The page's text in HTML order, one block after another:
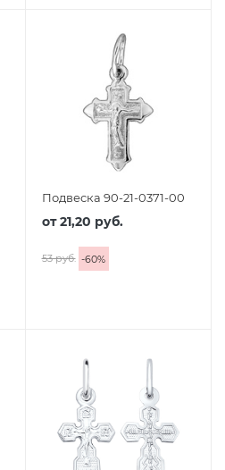
Подвеска 90-21-0371-00
от21,20 руб.
53 руб. -60%